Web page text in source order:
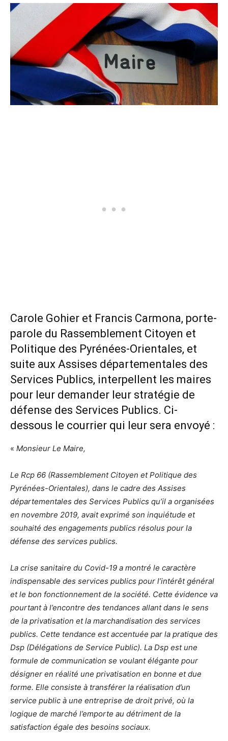
Carole Gohier et Francis Carmona, porte-
parole du Rassemblement Citoyen et
Politique des Pyrénées-Orientales, et
suite aux Assises départementales des
Services Publics, interpellent les maires
pour leur demander leur stratégie de
défense des Services Publics. Ci-
dessous le courrier qui leur sera envoyé :
« Monsieur Le Maire,
Le Rcp 66 (Rassemblement Citoyen et Politique des
Pyrénées-Orientales), dans le cadre des Assises
départementales des Services Publics qu’il a organisées
en novembre 2019, avait exprimé son inquiétude et
souhaité des engagements publics résolus pour la
défense des services publics.
La crise sanitaire du Covid-19 a montré le caractère
indispensable des services publics pour l’intérêt général
et le bon fonctionnement de la société. Cette évidence va
pourtant à l’encontre des tendances allant dans le sens
de la privatisation et la marchandisation des services
publics. Cette tendance est accentuée par la pratique des
Dsp (Délégations de Service Public). La Dsp est une
formule de communication se voulant élégante pour
désigner en réalité une privatisation en bonne et due
forme. Elle consiste à transférer la réalisation d’un
service public à une entreprise de droit privé, où la
logique de marché l’emporte au détriment de la
satisfaction égale des besoins sociaux.